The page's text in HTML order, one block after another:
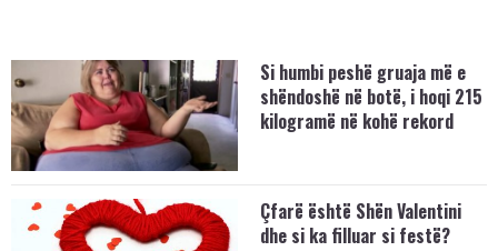
Si humbi peshë gruaja më e
shëndoshë në botë, i hoqi 215
kilogramë në kohë rekord
Çfarë është Shën Valentini
dhe si ka filluar si festë?